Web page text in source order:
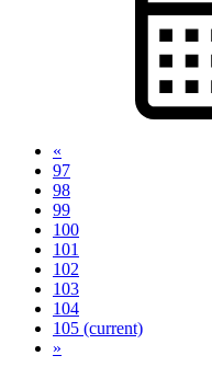
«
97
98
99
100
101
102
103
104
105 (current)
»